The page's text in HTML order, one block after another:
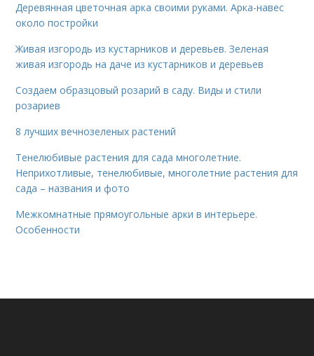
Деревянная цветочная арка своими руками. Арка-навес
около постройки
Живая изгородь из кустарников и деревьев. Зеленая
живая изгородь на даче из кустарников и деревьев
Создаем образцовый розарий в саду. Виды и стили
розариев
8 лучших вечнозеленых растений
Тенелюбивые растения для сада многолетние.
Неприхотливые, тенелюбивые, многолетние растения для
сада – названия и фото
Межкомнатные прямоугольные арки в интерьере.
Особенности